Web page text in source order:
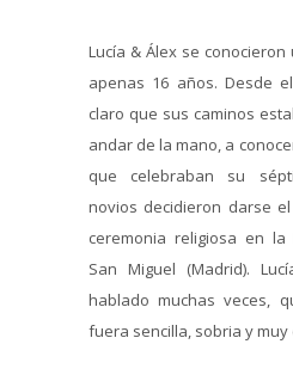
Lucía & Álex se
apenas 16 años. Desde
claro que sus caminos
andar de la mano, a
que celebraban su
novios decidieron darse
ceremonia religiosa en la
San Miguel (Madrid).
hablado muchas veces,
fuera sencilla, sobria y muy